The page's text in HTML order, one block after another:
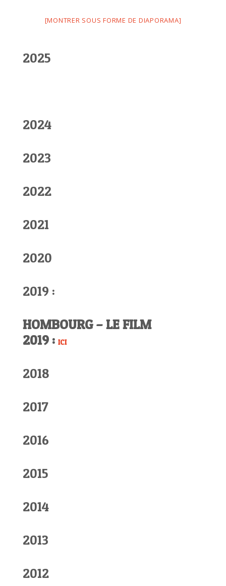
[MONTRER SOUS FORME DE DIAPORAMA]
2025
2024
2023
2022
2021
2020
2019 :
HOMBOURG – LE FILM
2019 : ICI
2018
2017
2016
2015
2014
2013
2012